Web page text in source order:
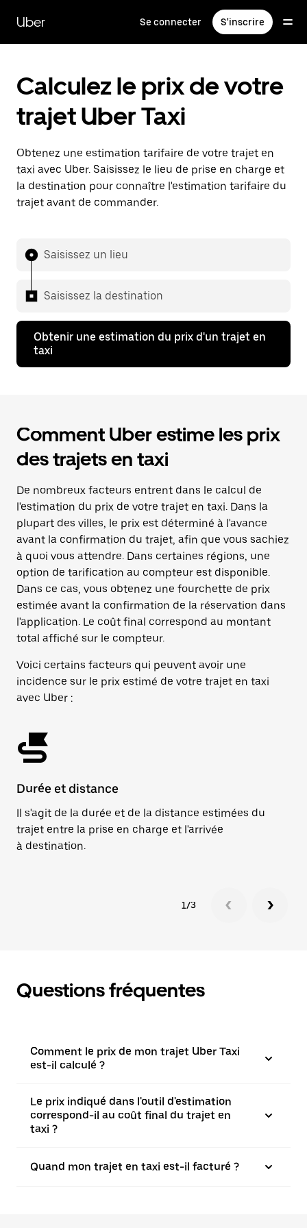
contenu
principal
Uber Se connecter S'inscrire
Calculez le prix de votre
trajet Uber Taxi
Obtenez une estimation tarifaire de votre trajet en
taxi avec Uber. Saisissez le lieu de prise en charge et
la destination pour connaître l'estimation tarifaire du
trajet avant de commander.
Saisissez un lieu
Saisissez la destination
Obtenir une estimation du prix d'un trajet en
taxi
Comment Uber estime les prix
des trajets en taxi
De nombreux facteurs entrent dans le calcul de
l'estimation du prix de votre trajet en taxi. Dans la
plupart des villes, le prix est déterminé à l'avance
avant la confirmation du trajet, afin que vous sachiez
à quoi vous attendre. Dans certaines régions, une
option de tarification au compteur est disponible.
Dans ce cas, vous obtenez une fourchette de prix
estimée avant la confirmation de la réservation dans
l'application. Le coût final correspond au montant
total affiché sur le compteur.
Voici certains facteurs qui peuvent avoir une
incidence sur le prix estimé de votre trajet en taxi
avec Uber :
Durée et distance
Il s'agit de la durée et de la distance estimées du
trajet entre la prise en charge et l'arrivée
à destination.
1/3
Questions fréquentes
Comment le prix de mon trajet Uber Taxi
est-il calculé ?
Le prix indiqué dans l'outil d'estimation
correspond-il au coût final du trajet en
taxi ?
Quand mon trajet en taxi est-il facturé ?